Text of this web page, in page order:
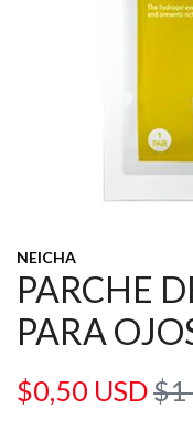
NEICHA
PARCHE
PARA
$0,50 USD$1